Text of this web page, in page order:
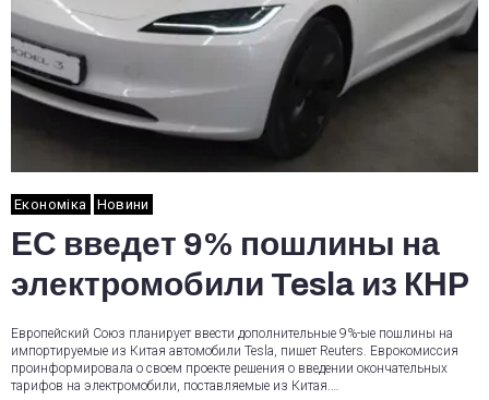
Економіка Новини
ЕС введет 9% пошлины на
электромобили Tesla из КНР
Европейский Союз планирует ввести дополнительные 9%-ые пошлины на
импортируемые из Китая автомобили Tesla, пишет Reuters. Еврокомиссия
проинформировала о своем проекте решения о введении окончательных
тарифов на электромобили, поставляемые из Китая.…